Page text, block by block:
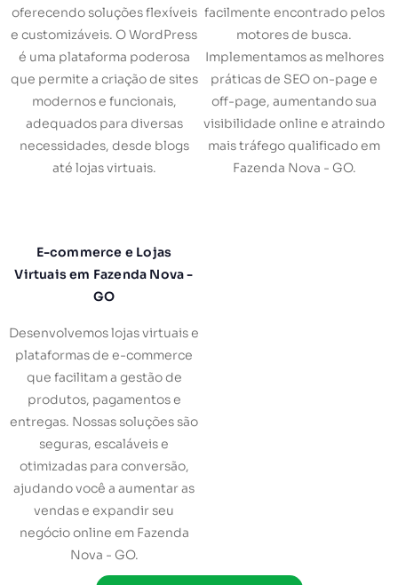
oferecendo soluções flexíveis
e customizáveis. O WordPress
é uma plataforma poderosa
que permite a criação de sites
modernos e funcionais,
adequados para diversas
necessidades, desde blogs
até lojas virtuais.
facilmente encontrado pelos
motores de busca.
Implementamos as melhores
práticas de SEO on-page e
off-page, aumentando sua
visibilidade online e atraindo
mais tráfego qualificado em
Fazenda Nova - GO.
E-commerce e Lojas
Virtuais em Fazenda Nova -
GO
Desenvolvemos lojas virtuais e
plataformas de e-commerce
que facilitam a gestão de
produtos, pagamentos e
entregas. Nossas soluções são
seguras, escaláveis e
otimizadas para conversão,
ajudando você a aumentar as
vendas e expandir seu
negócio online em Fazenda
Nova - GO.